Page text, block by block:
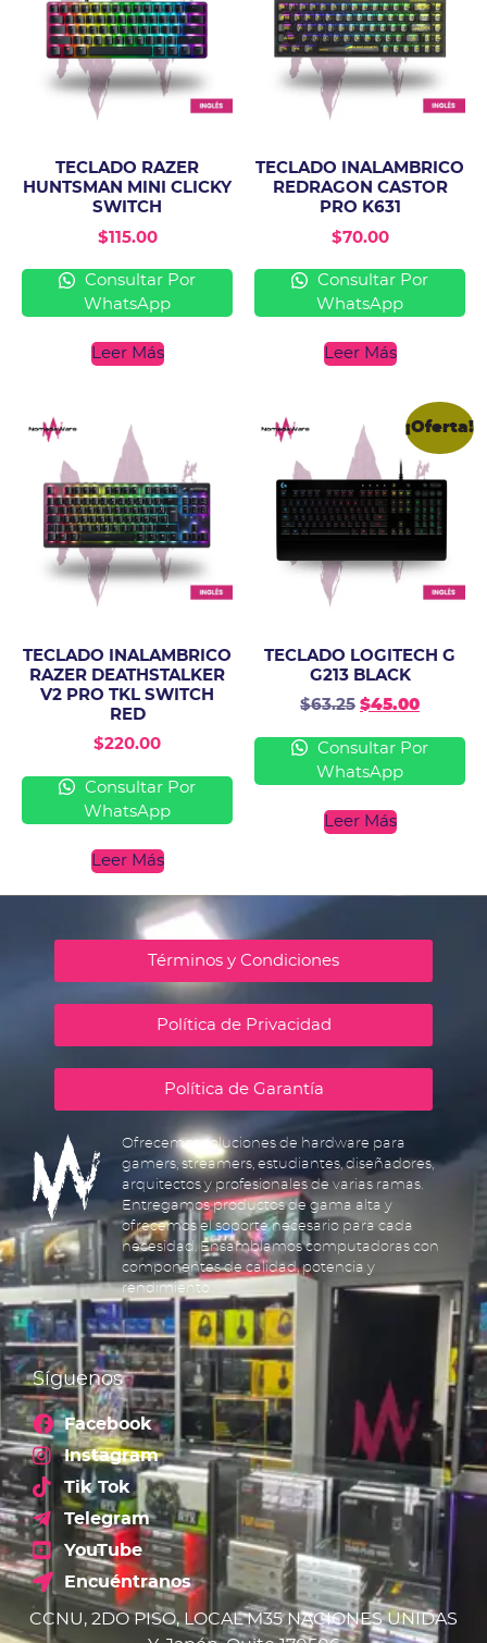
TECLADO RAZER
HUNTSMAN MINI CLICKY
SWITCH
$115.00
Consultar Por
WhatsApp
Leer Más
TECLADO INALAMBRICO
REDRAGON CASTOR
PRO K631
$70.00
Consultar Por
WhatsApp
Leer Más
TECLADO INALAMBRICO
RAZER DEATHSTALKER
V2 PRO TKL SWITCH
RED
$220.00
Consultar Por
WhatsApp
Leer Más
¡Oferta!
TECLADO LOGITECH G
G213 BLACK
$63.25 $45.00
Consultar Por
WhatsApp
Leer Más
Términos y Condiciones
Política de Privacidad
Política de Garantía
Ofrecemos soluciones de hardware para
gamers, streamers, estudiantes, diseñadores,
arquitectos y profesionales de varias ramas.
Entregamos productos de gama alta y
ofrecemos el soporte necesario para cada
necesidad. Ensamblamos computadoras con
componentes de calidad, potencia y
rendimiento.
Síguenos
Facebook
Instagram
Tik Tok
Telegram
YouTube
Encuéntranos
CCNU, 2DO PISO, LOCAL M35 NACIONES UNIDAS